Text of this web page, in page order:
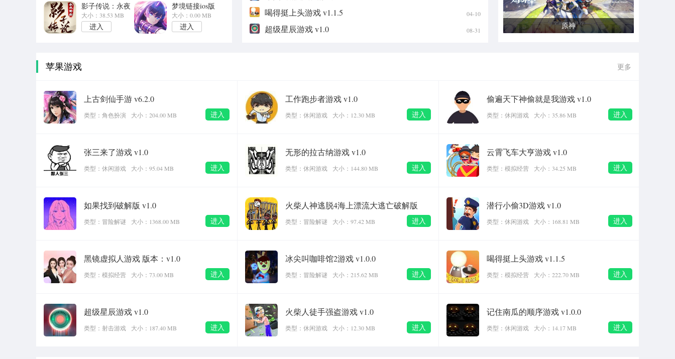
影子传说：永夜
降临ios版
大小：38.53 MB
进入
梦境链接ios版
大小：0.00 MB
进入
喝得挺上头游戏 v1.1.5 04-10
超级星辰游戏 v1.0 08-31 原神
苹果游戏 更多
上古剑仙手游 v6.2.0
类型：角色扮演 大小：204.00 MB 进入
工作跑步者游戏 v1.0
类型：休闲游戏 大小：12.30 MB 进入
偷遍天下神偷就是我游戏 v1.0
类型：休闲游戏 大小：35.86 MB 进入
张三来了游戏 v1.0
类型：休闲游戏 大小：95.04 MB 进入
无形的拉古纳游戏 v1.0
类型：休闲游戏 大小：144.80 MB 进入
云霄飞车大亨游戏 v1.0
类型：模拟经营 大小：34.25 MB 进入
如果找到破解版 v1.0
类型：冒险解谜 大小：1368.00 MB 进入
火柴人神逃脱4海上漂流大逃亡破解版
v1.0.2
类型：冒险解谜 大小：97.42 MB 进入
潜行小偷3D游戏 v1.0
类型：休闲游戏 大小：168.81 MB 进入
黑镜虚拟人游戏 版本：v1.0
类型：模拟经营 大小：73.00 MB 进入
冰尖叫咖啡馆2游戏 v1.0.0
类型：冒险解谜 大小：215.62 MB 进入
喝得挺上头游戏 v1.1.5
类型：模拟经营 大小：222.70 MB 进入
超级星辰游戏 v1.0
类型：射击游戏 大小：187.40 MB 进入
火柴人徒手强盗游戏 v1.0
类型：休闲游戏 大小：12.30 MB 进入
记住南瓜的顺序游戏 v1.0.0
类型：休闲游戏 大小：14.17 MB 进入